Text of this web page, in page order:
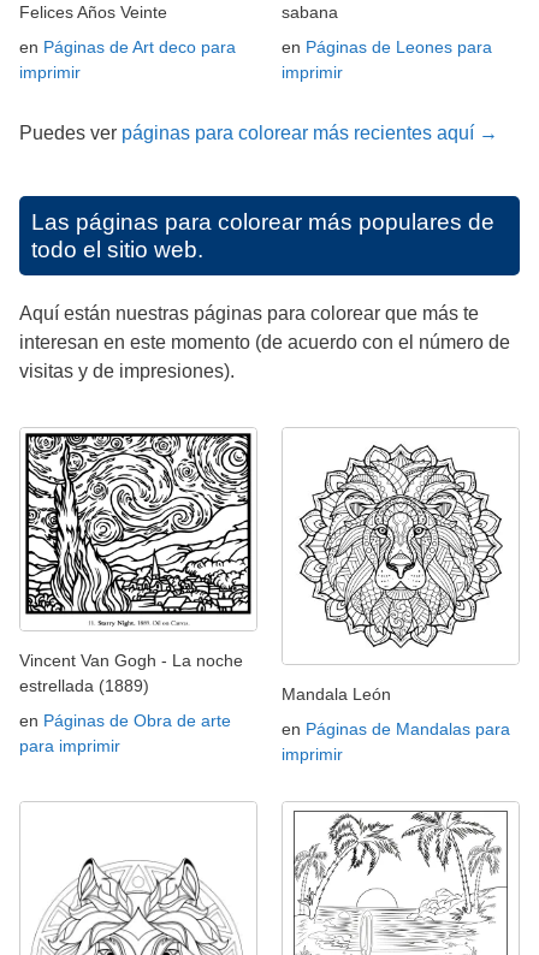
Felices Años Veinte
en Páginas de Art deco para
imprimir
sabana
en Páginas de Leones para
imprimir
Puedes ver páginas para colorear más recientes aquí →
Las páginas para colorear más populares de
todo el sitio web.
Aquí están nuestras páginas para colorear que más te
interesan en este momento (de acuerdo con el número de
visitas y de impresiones).
Vincent Van Gogh - La noche
estrellada (1889)
en Páginas de Obra de arte
para imprimir
Mandala León
en Páginas de Mandalas para
imprimir